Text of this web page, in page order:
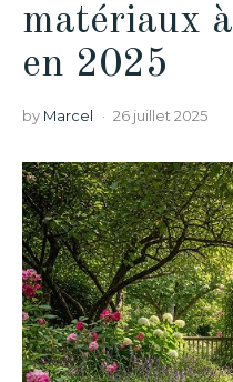
matériaux
en 2025
by Marcel 26 juillet 2025